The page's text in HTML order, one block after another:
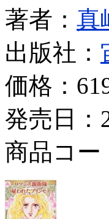
著者： 真
出版社：
価格：
発売日：
商品コー